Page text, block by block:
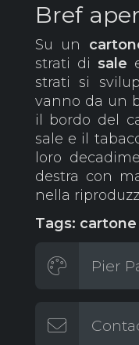
Bref
Su un
strati di sale
strati si
vanno da un
il bordo del
sale e il
loro
destra con
nella
Tags:
Pier